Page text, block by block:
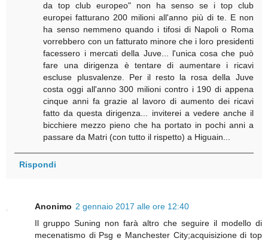
da top club europeo" non ha senso se i top club
europei fatturano 200 milioni all'anno più di te. E non
ha senso nemmeno quando i tifosi di Napoli o Roma
vorrebbero con un fatturato minore che i loro presidenti
facessero i mercati della Juve... l'unica cosa che può
fare una dirigenza è tentare di aumentare i ricavi
escluse plusvalenze. Per il resto la rosa della Juve
costa oggi all'anno 300 milioni contro i 190 di appena
cinque anni fa grazie al lavoro di aumento dei ricavi
fatto da questa dirigenza... inviterei a vedere anche il
bicchiere mezzo pieno che ha portato in pochi anni a
passare da Matri (con tutto il rispetto) a Higuain...
Rispondi
Anonimo 2 gennaio 2017 alle ore 12:40
Il gruppo Suning non farà altro che seguire il modello di
mecenatismo di Psg e Manchester City;acquisizione di top